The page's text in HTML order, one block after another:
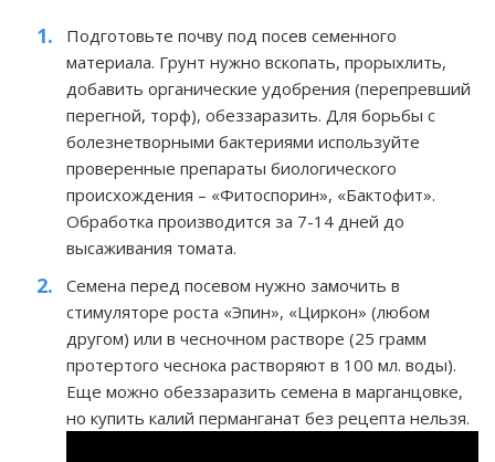
Подготовьте почву под посев семенного
материала. Грунт нужно вскопать, прорыхлить,
добавить органические удобрения (перепревший
перегной, торф), обеззаразить. Для борьбы с
болезнетворными бактериями используйте
проверенные препараты биологического
происхождения – «Фитоспорин», «Бактофит».
Обработка производится за 7-14 дней до
высаживания томата.
Семена перед посевом нужно замочить в
стимуляторе роста «Эпин», «Циркон» (любом
другом) или в чесночном растворе (25 грамм
протертого чеснока растворяют в 100 мл. воды).
Еще можно обеззаразить семена в марганцовке,
но купить калий перманганат без рецепта нельзя.